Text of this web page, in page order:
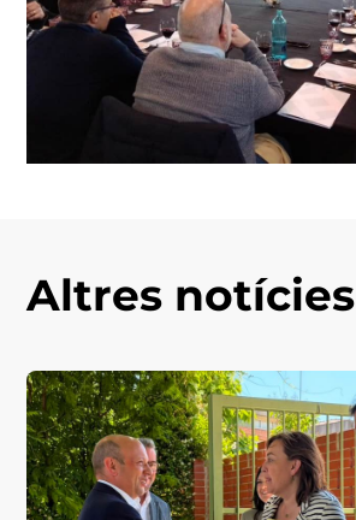
Altres notícies